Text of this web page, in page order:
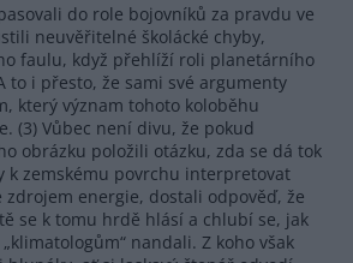
pasovali do role bojovníků za pravdu ve
neuvěřitelné školácké chyby,
faulu, když přehlíží roli planetárního
to i přesto, že sami své argumenty
který význam tohoto koloběhu
(3) Vůbec není divu, že pokud
obrázku položili otázku, zda se dá tok
k zemskému povrchu interpretovat
zdrojem energie, dostali odpověď, že
se k tomu hrdě hlásí a chlubí se, jak
nandali. Z koho však